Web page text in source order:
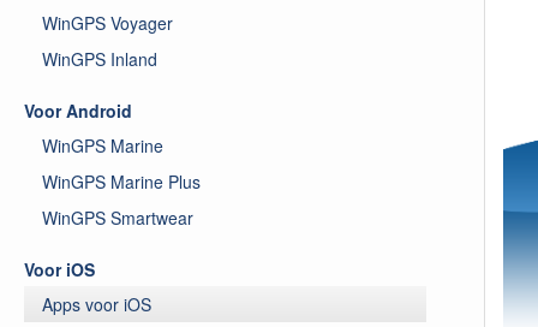
WinGPS Voyager
WinGPS Inland
Voor Android
WinGPS Marine
WinGPS Marine Plus
WinGPS Smartwear
Voor iOS
Apps voor iOS